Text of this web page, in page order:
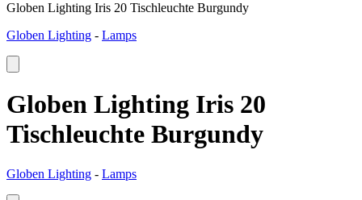
Globen Lighting Iris 20 Tischleuchte Burgundy
Globen Lighting - Lamps
Globen Lighting Iris 20
Tischleuchte Burgundy
Globen Lighting - Lamps